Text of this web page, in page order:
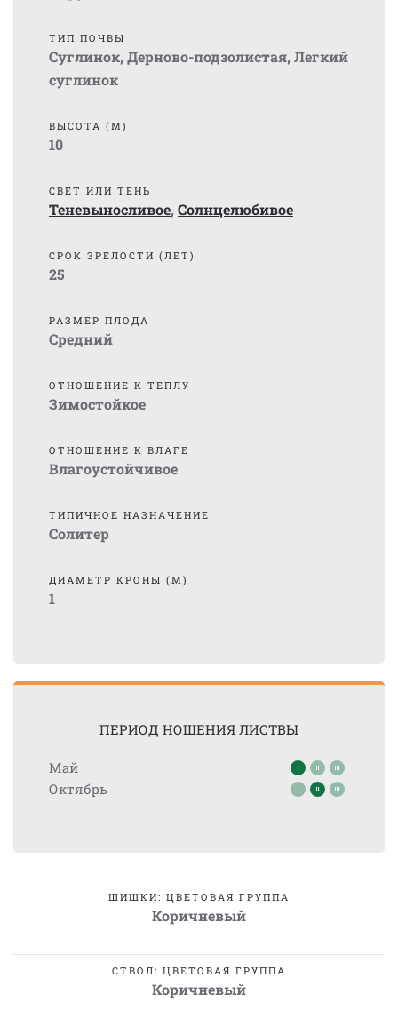
ТИП ПОЧВЫ
Суглинок, Дерново-подзолистая, Легкий
суглинок
ВЫСОТА (М)
10
СВЕТ ИЛИ ТЕНЬ
Теневыносливое, Солнцелюбивое
СРОК ЗРЕЛОСТИ (ЛЕТ)
25
РАЗМЕР ПЛОДА
Средний
ОТНОШЕНИЕ К ТЕПЛУ
Зимостойкое
ОТНОШЕНИЕ К ВЛАГЕ
Влагоустойчивое
ТИПИЧНОЕ НАЗНАЧЕНИЕ
Солитер
ДИАМЕТР КРОНЫ (М)
1
ПЕРИОД НОШЕНИЯ ЛИСТВЫ
Май
Октябрь
ШИШКИ: ЦВЕТОВАЯ ГРУППА
Коричневый
СТВОЛ: ЦВЕТОВАЯ ГРУППА
Коричневый